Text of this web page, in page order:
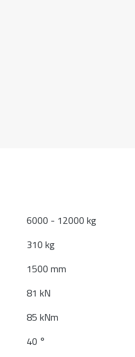
6000 - 12000 kg
310 kg
1500 mm
81 kN
85 kNm
40 °